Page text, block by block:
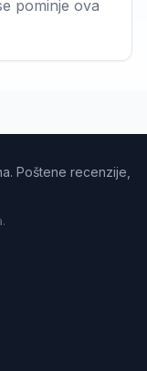
pominje ova
Poštene recenzije,